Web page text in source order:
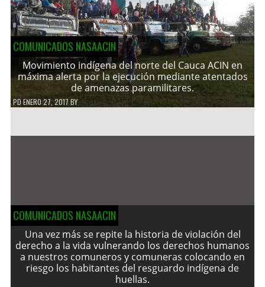
COMUNICADOS NASAACIN
Movimiento indígena del norte del Cauca ACIN en
máxima alerta por la ejecución mediante atentados
de amenazas paramilitares.
PDENERO 27, 2017 BY
COMUNICADOS NASAACIN
Una vez más se repite la historia de violación del
derecho a la vida vulnerando los derechos humanos
a nuestros comuneros y comuneras colocando en
riesgo los habitantes del resguardo indígena de
huellas.